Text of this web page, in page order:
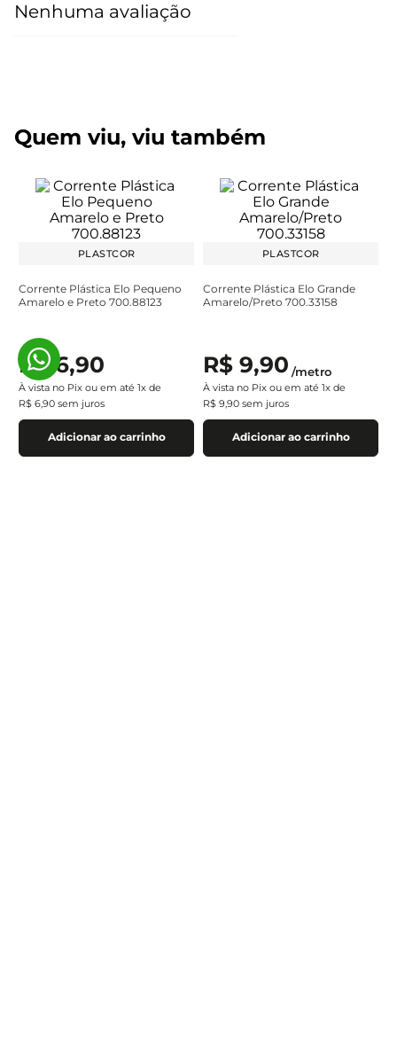
Nenhuma avaliação
Quem viu, viu também
PLASTCOR
Corrente Plástica Elo Pequeno
Amarelo e Preto 700.88123
R$ 6,90
À vista no Pix ou em até 1x de
R$ 6,90 sem juros
Adicionar ao carrinho
PLASTCOR
Corrente Plástica Elo Grande
Amarelo/Preto 700.33158
R$ 9,90 /metro
À vista no Pix ou em até 1x de
R$ 9,90 sem juros
Adicionar ao carrinho